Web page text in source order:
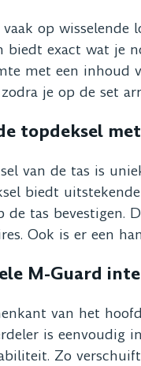
op wisselende
biedt exact wat je
met een inhoud
je op de set
topdeksel
van de tas is
biedt
de tas bevestigen.
Ook is er een
M-Guard
van het
is eenvoudig
Zo